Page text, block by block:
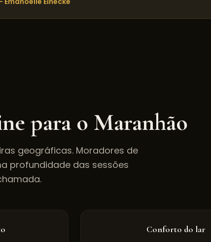
para o Maranhão
geográficas. Moradores de
profundidade das sessões
Conforto do lar